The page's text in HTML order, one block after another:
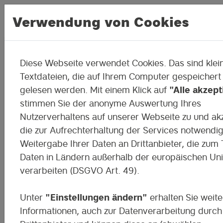
Fake News erkennen
Woran erkennen wir Fake News und
Motivationen stecken eigentlich
Über den Wunsch nach einer stärkeren
Gemeinschaft, und alternativen
Internet, spricht Thomas Schmidt von
Helliwood dieses Mal in der Ausgabe
Zustimmung erforderlich
Verwendung von Cookies
Diese Webseite verwendet Cookies. Das sind
Textdateien, die auf Ihrem Computer
gelesen werden. Mit einem Klick auf "Alle
stimmen Sie der anonyme Auswertung Ihres
Nutzerverhaltens auf unserer Webseite zu und
die zur Aufrechterhaltung der Services
Weitergabe Ihrer Daten an Drittanbieter, die zum
Daten in Ländern außerhalb der europäischen
verarbeiten (DSGVO Art. 49).
Unter "Einstellungen ändern" erhalten Sie
Informationen, auch zur Datenverarbeitung durch